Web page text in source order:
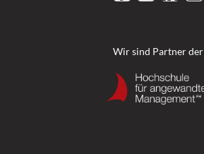
Wir sind Partner der